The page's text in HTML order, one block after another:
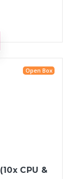
Open Box
CPU &